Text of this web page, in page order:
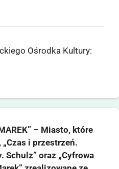
Ośrodka Kultury:
– Miasto, które
i przestrzeń.
Schulz” oraz „Cyfrowa